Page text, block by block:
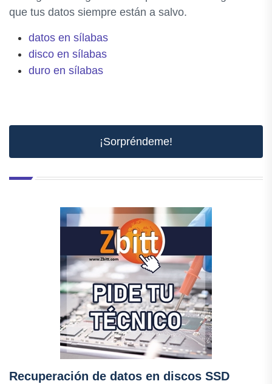
que tus datos siempre están a salvo.
datos en sílabas
disco en sílabas
duro en sílabas
¡Sorpréndeme!
Recuperación de datos en discos SSD